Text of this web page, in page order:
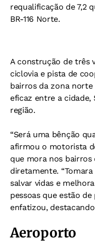
requalificação de 7,2
BR-116 Norte.
A construção de três
ciclovia e pista de
bairros da zona
eficaz entre a
região.
“Será uma bênção
afirmou o motorista
que mora nos bairros
diretamente.
salvar vidas e
pessoas que estão de
enfatizou,
Aeroporto